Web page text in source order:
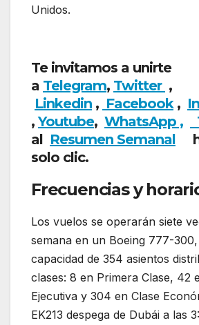
Unidos.
Te invitamos a unirte
a Telegram, Twitter ,
Linkedin , Facebook,
,Youtube, WhatsApp ,
al Resumen Semanal
solo clic.
Frecuencias y
Los vuelos se operarán siete
semana en un Boeing 777-
capacidad de 354 asientos
clases: 8 en Primera Clase, 42
Ejecutiva y 304 en Clase
EK213 despega de Dubái a las